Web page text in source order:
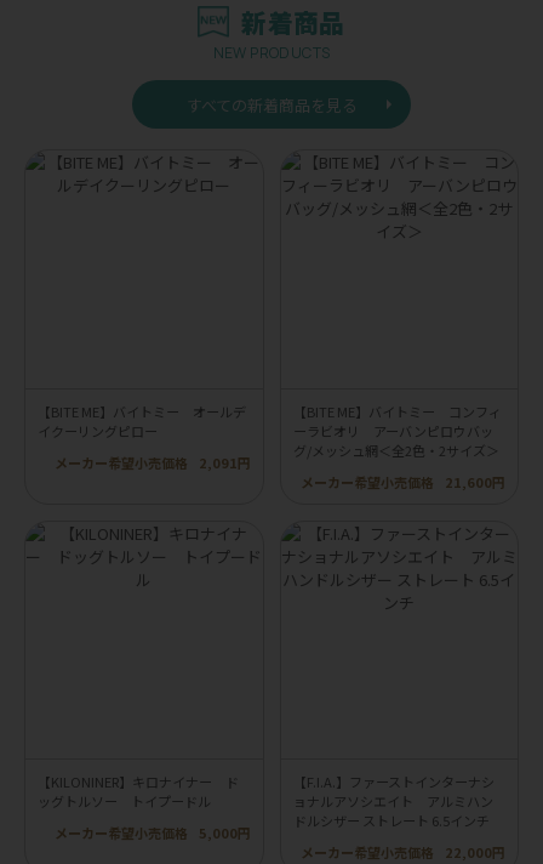
新着商品
NEW PRODUCTS
すべての新着商品を見る
【BITE ME】バイトミー オールデ
イクーリングピロー
メーカー希望小売価格
2,091円
【BITE ME】バイトミー コンフィ
ーラビオリ アーバンピロウバッ
グ/メッシュ網＜全2色・2サイズ＞
メーカー希望小売価格
21,600円
【KILONINER】キロナイナー ド
ッグトルソー トイプードル
メーカー希望小売価格
5,000円
【F.I.A.】ファーストインターナシ
ョナルアソシエイト アルミハン
ドルシザー ストレート 6.5インチ
メーカー希望小売価格
22,000円